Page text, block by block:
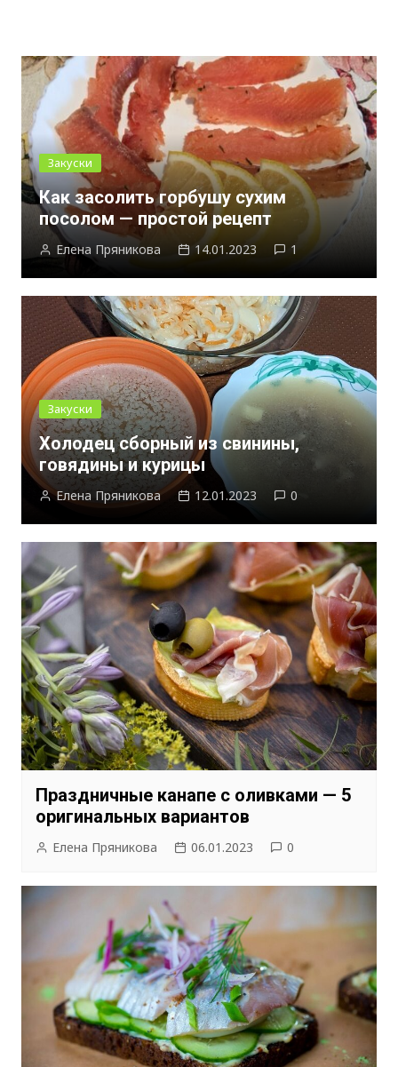
Закуски
Как засолить горбушу сухим
посолом — простой рецепт
Елена Пряникова 14.01.2023 1
Закуски
Холодец сборный из свинины,
говядины и курицы
Елена Пряникова 12.01.2023 0
Праздничные канапе с оливками — 5
оригинальных вариантов
Елена Пряникова 06.01.2023 0